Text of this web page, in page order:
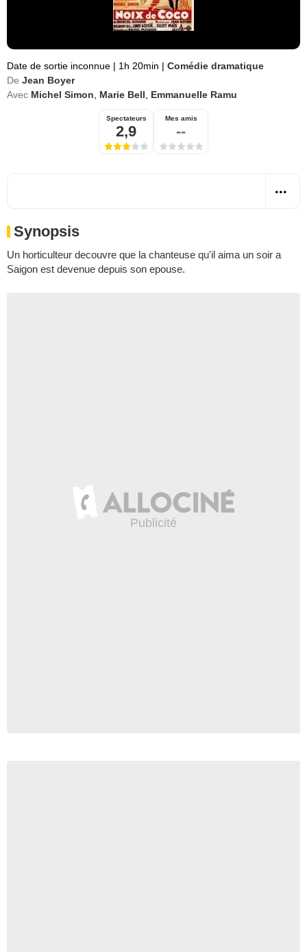
Date de sortie inconnue | 1h 20min | Comédie dramatique
De Jean Boyer
Avec Michel Simon Marie Bell Emmanuelle Ramu
Spectateurs
2,9
Mes amis
--
Synopsis
Un horticulteur decouvre que la chanteuse qu'il aima un soir a
Saigon est devenue depuis son epouse.